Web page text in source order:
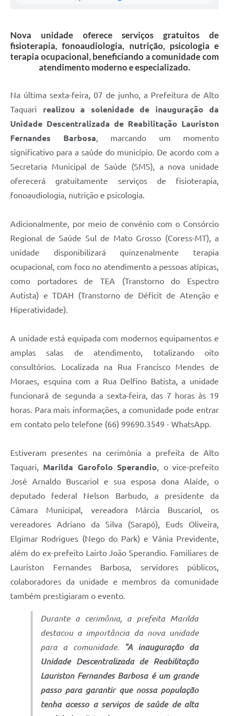
Nova unidade oferece serviços gratuitos de
fisioterapia, fonoaudiologia, nutrição, psicologia e
terapia ocupacional, beneficiando a comunidade com
atendimento moderno e especializado.
Na última sexta-feira, 07 de junho, a Prefeitura de Alto
Taquari realizou a solenidade de inauguração da
Unidade Descentralizada de Reabilitação Lauriston
Fernandes Barbosa , marcando um momento
significativo para a saúde do município. De acordo com a
Secretaria Municipal de Saúde (SMS), a nova unidade
oferecerá gratuitamente serviços de fisioterapia,
fonoaudiologia, nutrição e psicologia.
Adicionalmente, por meio de convênio com o Consórcio
Regional de Saúde Sul de Mato Grosso (Coress-MT), a
unidade disponibilizará quinzenalmente terapia
ocupacional, com foco no atendimento a pessoas atípicas,
como portadores de TEA (Transtorno do Espectro
Autista) e TDAH (Transtorno de Déficit de Atenção e
Hiperatividade).
A unidade está equipada com modernos equipamentos e
amplas salas de atendimento, totalizando oito
consultórios. Localizada na Rua Francisco Mendes de
Moraes, esquina com a Rua Delfino Batista, a unidade
funcionará de segunda a sexta-feira, das 7 horas às 19
horas. Para mais informações, a comunidade pode entrar
em contato pelo telefone (66) 99690.3549 - WhatsApp.
Estiveram presentes na cerimônia a prefeita de Alto
Taquari,
Marilda Garofolo Sperandio , o vice-prefeito
José Arnaldo Buscariol e sua esposa dona Alaíde, o
deputado federal Nelson Barbudo, a presidente da
Câmara Municipal, vereadora Márcia Buscariol, os
vereadores Adriano da Silva (Sarapó), Euds Oliveira,
Elgimar Rodrigues (Nego do Park) e Vânia Previdente,
além do ex-prefeito Lairto João Sperandio. Familiares de
Lauriston Fernandes Barbosa, servidores públicos,
colaboradores da unidade e membros da comunidade
também prestigiaram o evento.
Durante a cerimônia, a prefeita Marilda
destacou a importância da nova unidade
para a comunidade.
"A inauguração da
Unidade Descentralizada de Reabilitação
Lauriston Fernandes Barbosa é um grande
passo para garantir que nossa população
tenha acesso a serviços de saúde de alta